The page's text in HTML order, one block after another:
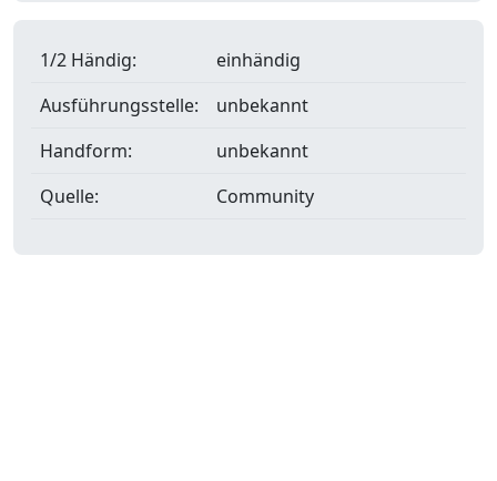
1/2 Händig:
einhändig
Ausführungsstelle:
unbekannt
Handform:
unbekannt
Quelle:
Community